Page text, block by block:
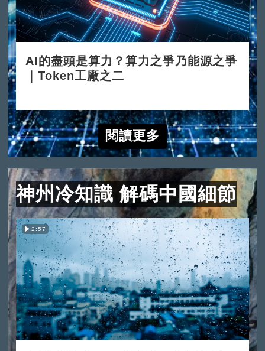
AI的盡頭是算力？算力之爭乃能源之爭
｜Token工廠之二
閱讀更多
神州冷知識 解碼中國細節
2:57